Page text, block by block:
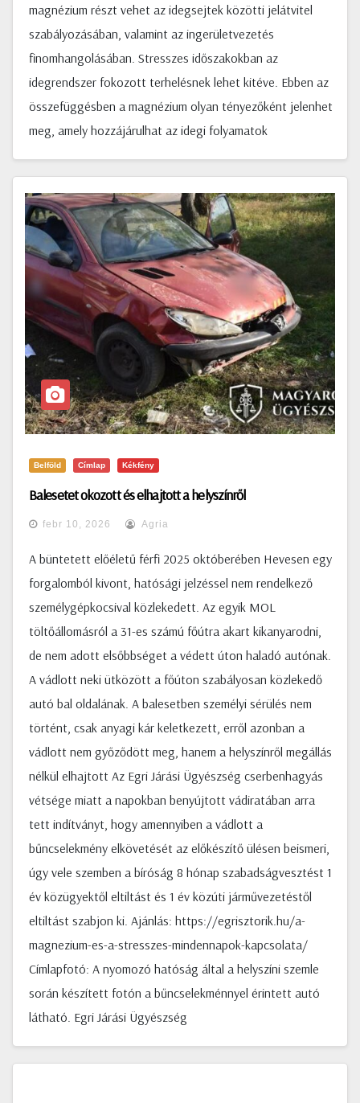
magnézium részt vehet az idegsejtek közötti jelátvitel
szabályozásában, valamint az ingerületvezetés
finomhangolásában. Stresszes időszakokban az
idegrendszer fokozott terhelésnek lehet kitéve. Ebben az
összefüggésben a magnézium olyan tényezőként jelenhet
meg, amely hozzájárulhat az idegi folyamatok
Belföld Címlap Kékfény
Balesetet okozott és elhajtott a helyszínről
febr 10, 2026 Agria
A büntetett előéletű férfi 2025 októberében Hevesen egy
forgalomból kivont, hatósági jelzéssel nem rendelkező
személygépkocsival közlekedett. Az egyik MOL
töltőállomásról a 31-es számú főútra akart kikanyarodni,
de nem adott elsőbbséget a védett úton haladó autónak.
A vádlott neki ütközött a főúton szabályosan közlekedő
autó bal oldalának. A balesetben személyi sérülés nem
történt, csak anyagi kár keletkezett, erről azonban a
vádlott nem győződött meg, hanem a helyszínről megállás
nélkül elhajtott Az Egri Járási Ügyészség cserbenhagyás
vétsége miatt a napokban benyújtott vádiratában arra
tett indítványt, hogy amennyiben a vádlott a
bűncselekmény elkövetését az előkészítő ülésen beismeri,
úgy vele szemben a bíróság 8 hónap szabadságvesztést 1
év közügyektől eltiltást és 1 év közúti járművezetéstől
eltiltást szabjon ki. Ajánlás: https://egrisztorik.hu/a-
magnezium-es-a-stresszes-mindennapok-kapcsolata/
Címlapfotó: A nyomozó hatóság által a helyszíni szemle
során készített fotón a bűncselekménnyel érintett autó
látható. Egri Járási Ügyészség